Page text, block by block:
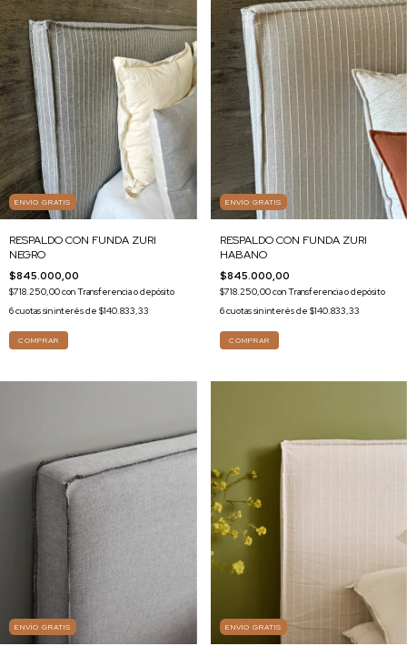
ENVÍO GRATIS
RESPALDO CON FUNDA ZURI
NEGRO
$845.000,00
$718.250,00conTransferencia o depósito
6cuotas sin interés de $140.833,33
COMPRAR
ENVÍO GRATIS
RESPALDO CON FUNDA ZURI
HABANO
$845.000,00
$718.250,00conTransferencia o depósito
6cuotas sin interés de $140.833,33
COMPRAR
ENVÍO GRATIS ENVÍO GRATIS